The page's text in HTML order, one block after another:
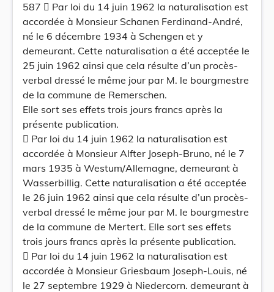
587  Par loi du 14 juin 1962 la naturalisation est
accordée à Monsieur Schanen Ferdinand-André,
né le 6 décembre 1934 à Schengen et y
demeurant. Cette naturalisation a été acceptée le
25 juin 1962 ainsi que cela résulte d’un procès-
verbal dressé le même jour par M. le bourgmestre
de la commune de Remerschen.
Elle sort ses effets trois jours francs après la
présente publication.
 Par loi du 14 juin 1962 la naturalisation est
accordée à Monsieur Alfter Joseph-Bruno, né le 7
mars 1935 à Westum/Allemagne, demeurant à
Wasserbillig. Cette naturalisation a été acceptée
le 26 juin 1962 ainsi que cela résulte d’un procès-
verbal dressé le même jour par M. le bourgmestre
de la commune de Mertert. Elle sort ses effets
trois jours francs après la présente publication.
 Par loi du 14 juin 1962 la naturalisation est
accordée à Monsieur Griesbaum Joseph-Louis, né
le 27 septembre 1929 à Niedercorn. demeurant à